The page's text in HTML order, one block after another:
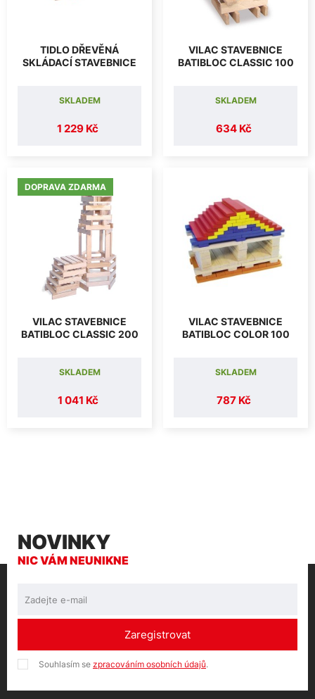
TIDLO DŘEVĚNÁ
SKLÁDACÍ STAVEBNICE
1 229 Kč
SKLADEM
VILAC STAVEBNICE
BATIBLOC CLASSIC 100
634 Kč
SKLADEM
DOPRAVA ZDARMA
VILAC STAVEBNICE
BATIBLOC CLASSIC 200
1 041 Kč
SKLADEM
VILAC STAVEBNICE
BATIBLOC COLOR 100
787 Kč
SKLADEM
NOVINKY
NIC VÁM NEUNIKNE
Zaregistrovat
Souhlasím se zpracováním osobních údajů.